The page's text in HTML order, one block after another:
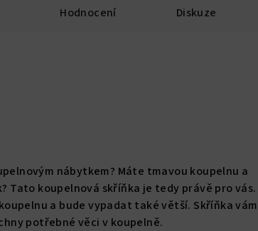
Hodnocení Diskuze
nábytkem? Máte tmavou koupelnu a
Tato koupelnová skříňka je tedy právě pro vás.
a bude vypadat také větší. Skříňka
potřebné věci v koupelně.